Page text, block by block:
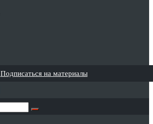
Подписаться на материалы